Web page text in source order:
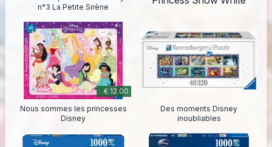
n°3 La Petite Sirène
€ 12.00
Nous sommes les princesses
Disney
Des moments Disney
inoubliables